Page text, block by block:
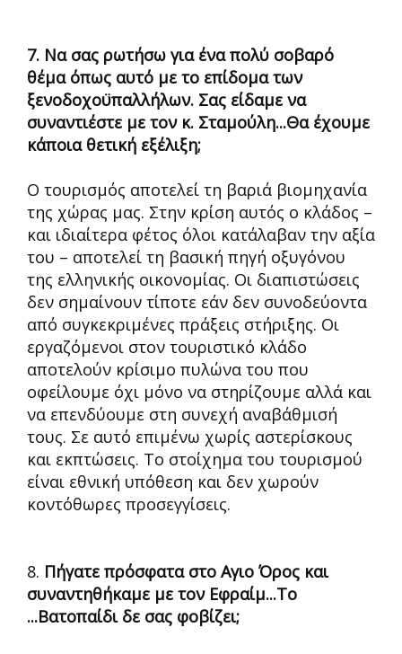
7. Να σας ρωτήσω για ένα πολύ σοβαρό
θέμα όπως αυτό με το επίδομα των
ξενοδοχοϋπαλλήλων. Σας είδαμε να
συναντιέστε με τον κ. Σταμούλη...Θα έχουμε
κάποια θετική εξέλιξη;
Ο τουρισμός αποτελεί τη βαριά βιομηχανία
της χώρας μας. Στην κρίση αυτός ο κλάδος –
και ιδιαίτερα φέτος όλοι κατάλαβαν την αξία
του – αποτελεί τη βασική πηγή οξυγόνου
της ελληνικής οικονομίας. Οι διαπιστώσεις
δεν σημαίνουν τίποτε εάν δεν συνοδεύοντα
από συγκεκριμένες πράξεις στήριξης. Οι
εργαζόμενοι στον τουριστικό κλάδο
αποτελούν κρίσιμο πυλώνα του που
οφείλουμε όχι μόνο να στηρίζουμε αλλά και
να επενδύουμε στη συνεχή αναβάθμισή
τους. Σε αυτό επιμένω χωρίς αστερίσκους
και εκπτώσεις. Το στοίχημα του τουρισμού
είναι εθνική υπόθεση και δεν χωρούν
κοντόθωρες προσεγγίσεις.
8. Πήγατε πρόσφατα στο Αγιο Όρος και
συναντηθήκαμε με τον Εφραίμ...Το
...Βατοπαίδι δε σας φοβίζει;